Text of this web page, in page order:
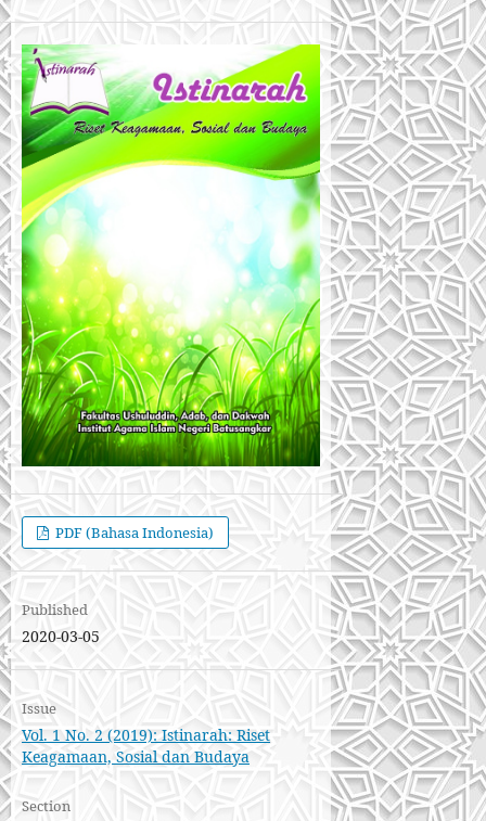
PDF (Bahasa Indonesia)
Published
2020-03-05
Issue
Vol. 1 No. 2 (2019): Istinarah: Riset
Keagamaan, Sosial dan Budaya
Section